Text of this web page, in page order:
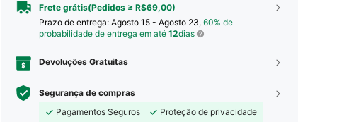
Frete grátis(Pedidos ≥ R$69,00)
Prazo de entrega: Agosto 15 - Agosto 23, 60% de
probabilidade de entrega em até 12dias
Devoluções Gratuitas
Segurança de compras
Pagamentos Seguros
Proteção de privacidade